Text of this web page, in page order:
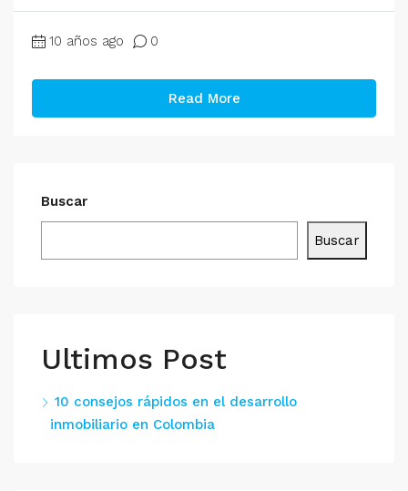
10 años ago 0
Read More
Buscar
Buscar
Ultimos Post
10 consejos rápidos en el desarrollo
inmobiliario en Colombia